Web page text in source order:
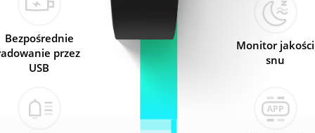
Bezpośrednie
przez
USB
Monitor jakości
snu